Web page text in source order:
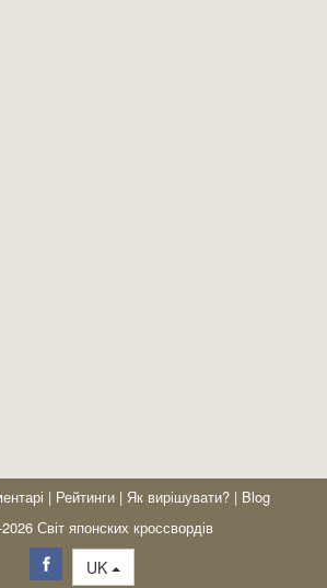
| Рейтинги | Як вирішувати? | Blog
Світ японских кроссвордів
UK